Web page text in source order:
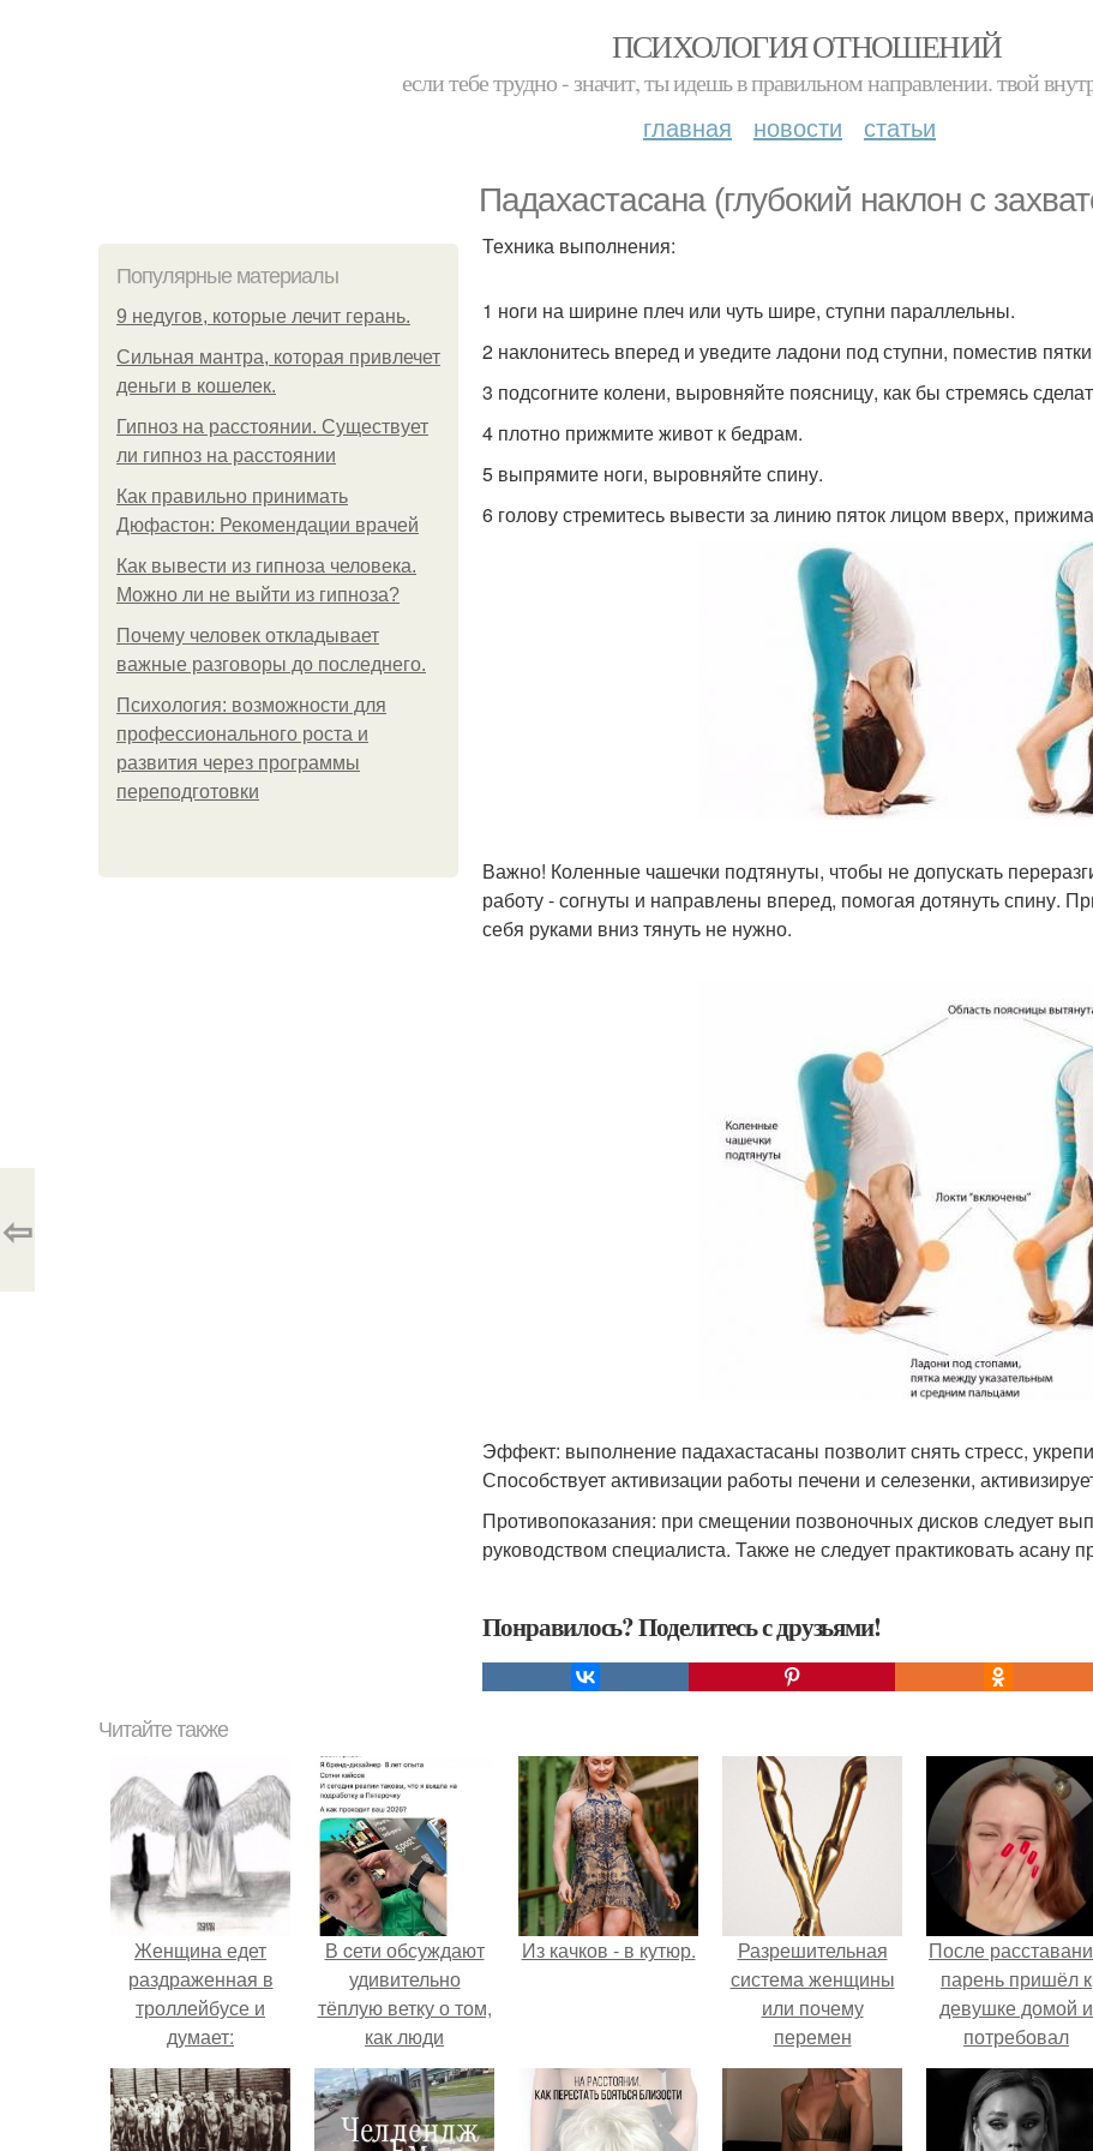
ПСИХОЛОГИЯ ОТНОШЕНИЙ
если тебе трудно - значит, ты идешь в правильном направлении. твой
главная новости статьи
Падахастасана (глубокий наклон с
Популярные материалы
9 недугов, которые лечит герань.
Сильная мантра, которая привлечет
деньги в кошелек.
Гипноз на расстоянии. Существует
ли гипноз на расстоянии
Как правильно принимать
Дюфастон: Рекомендации врачей
Как вывести из гипноза человека.
Можно ли не выйти из гипноза?
Почему человек откладывает
важные разговоры до последнего.
Психология: возможности для
профессионального роста и
развития через программы
переподготовки
Техника выполнения:
1 ноги на ширине плеч или чуть шире, ступни параллельны.
2 наклонитесь вперед и уведите ладони под ступни, поместив
3 подсогните колени, выровняйте поясницу, как бы стремясь
4 плотно прижмите живот к бедрам.
5 выпрямите ноги, выровняйте спину.
6 голову стремитесь вывести за линию пяток лицом вверх,
Важно! Коленные чашечки подтянуты, чтобы не допускать
работу - согнуты и направлены вперед, помогая дотянуть спину.
себя руками вниз тянуть не нужно.
Эффект: выполнение падахастасаны позволит снять стресс,
Способствует активизации работы печени и селезенки,
Противопоказания: при смещении позвоночных дисков следует
руководством специалиста. Также не следует практиковать асану
Понравилось? Поделитесь с друзьями!
⇦
Читайте также
Женщина едет
раздраженная в
троллейбусе и
думает:
В cети обсуждают
удивительно
тёплую ветку о том,
как люди
адаптируются к
новым реалиям.
Из качков - в кутюр.
Разрешительная
система женщины
или почему
перемен
приходится ждать
так долго?
После
парень пришёл к
девушке домой и
потребовал
вернуть всё, что
когда-либо ей
дарил.